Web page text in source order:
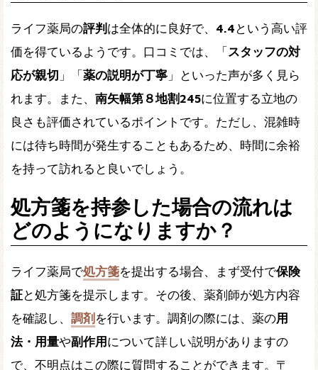
ライフ薬局の評判 は全体的に良好で、 4.4 という高い評
価を得ているようです。口コミでは、「 スタッフの対
応が親切 」「 薬の説明が丁寧 」といった声が多く見ら
れます。また、 南矢幅第８地割245に位置する立地の
良さも評価されているポイントです。ただし、混雑時
には待ち時間が発生することもあるため、時間に余裕
を持って訪れると良いでしょう。
処方箋を持参した場合の流れは
どのようになりますか？
ライフ薬局で処方箋を提出する場合、まず受付で保険
証と処方箋を提示します。その後、薬剤師が処方内容
を確認し、 調剤 を行います。調剤の際には、薬の用
法・用量や副作用 について詳しい説明がありますの
で、不明点はこの際に質問することができます。〒